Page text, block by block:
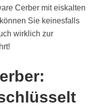
Cerber mit eiskalten
Sie keinesfalls
wirklich zur